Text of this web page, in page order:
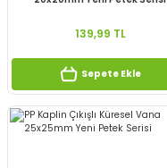
139,99 TL
Sepete Ekle